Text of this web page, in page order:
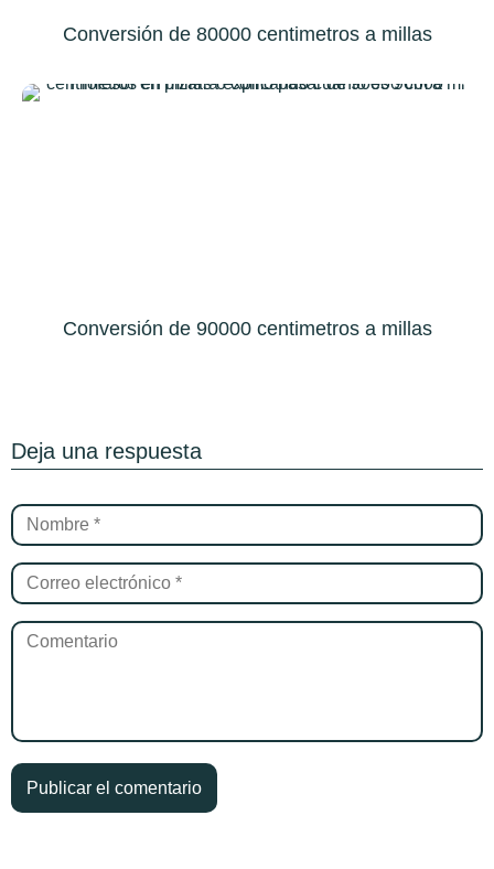
Conversión de 80000 centimetros a millas
Conversión de 90000 centimetros a millas
Deja una respuesta